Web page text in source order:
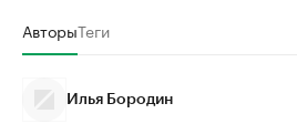
АвторыТеги
Илья Бородин